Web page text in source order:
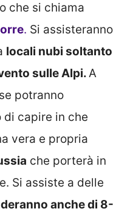
che si chiama
. Si assisteranno
locali nubi soltanto
sulle Alpi.A
potranno
di capire in che
vera e propria
che porterà in
Si assiste a delle
anche di 8-